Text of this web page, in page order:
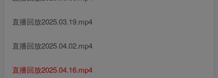
直播回放2025.03.19.mp4
直播回放2025.04.02.mp4
直播回放2025.04.16.mp4